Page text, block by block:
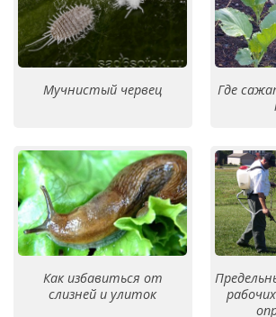
Мучнистый червец
Где
Как избавиться от
слизней и улиток